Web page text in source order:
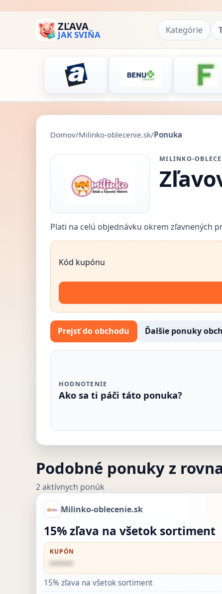
ZĽAVA
JAK SVIŇA Kategórie
Domov/Milinko-oblecenie.sk/Ponuka
MILINKO-
Plati na celú objednávku okrem zľavnených
Kód kupónu
Prejsť do obchodu Ďalšie ponuky
HODNOTENIE
Ako sa ti páči táto ponuka?
Podobné ponuky z
2 aktívnych ponúk
Milinko-oblecenie.sk
15% zľava na všetok sortiment
KUPÓN
••••••
15% zľava na všetok sortiment